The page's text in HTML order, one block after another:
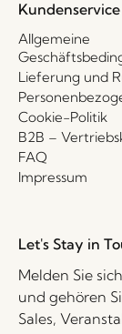
Kundenservice
Allgemeine
Lieferung und
Cookie-Politik
B2B –
FAQ
Impressum
Let's Stay in
Melden Sie
und gehören
Sales,